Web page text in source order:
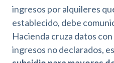
ingresos por alquileres
establecido, debe
Hacienda cruza datos
ingresos no declarados,